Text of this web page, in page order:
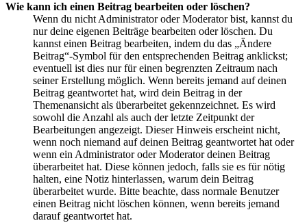
Wie kann ich einen Beitrag bearbeiten oder löschen?
Wenn du nicht Administrator oder Moderator bist, kannst du
nur deine eigenen Beiträge bearbeiten oder löschen. Du
kannst einen Beitrag bearbeiten, indem du das „Ändere
Beitrag“-Symbol für den entsprechenden Beitrag anklickst;
eventuell ist dies nur für einen begrenzten Zeitraum nach
seiner Erstellung möglich. Wenn bereits jemand auf deinen
Beitrag geantwortet hat, wird dein Beitrag in der
Themenansicht als überarbeitet gekennzeichnet. Es wird
sowohl die Anzahl als auch der letzte Zeitpunkt der
Bearbeitungen angezeigt. Dieser Hinweis erscheint nicht,
wenn noch niemand auf deinen Beitrag geantwortet hat oder
wenn ein Administrator oder Moderator deinen Beitrag
überarbeitet hat. Diese können jedoch, falls sie es für nötig
halten, eine Notiz hinterlassen, warum dein Beitrag
überarbeitet wurde. Bitte beachte, dass normale Benutzer
einen Beitrag nicht löschen können, wenn bereits jemand
darauf geantwortet hat.